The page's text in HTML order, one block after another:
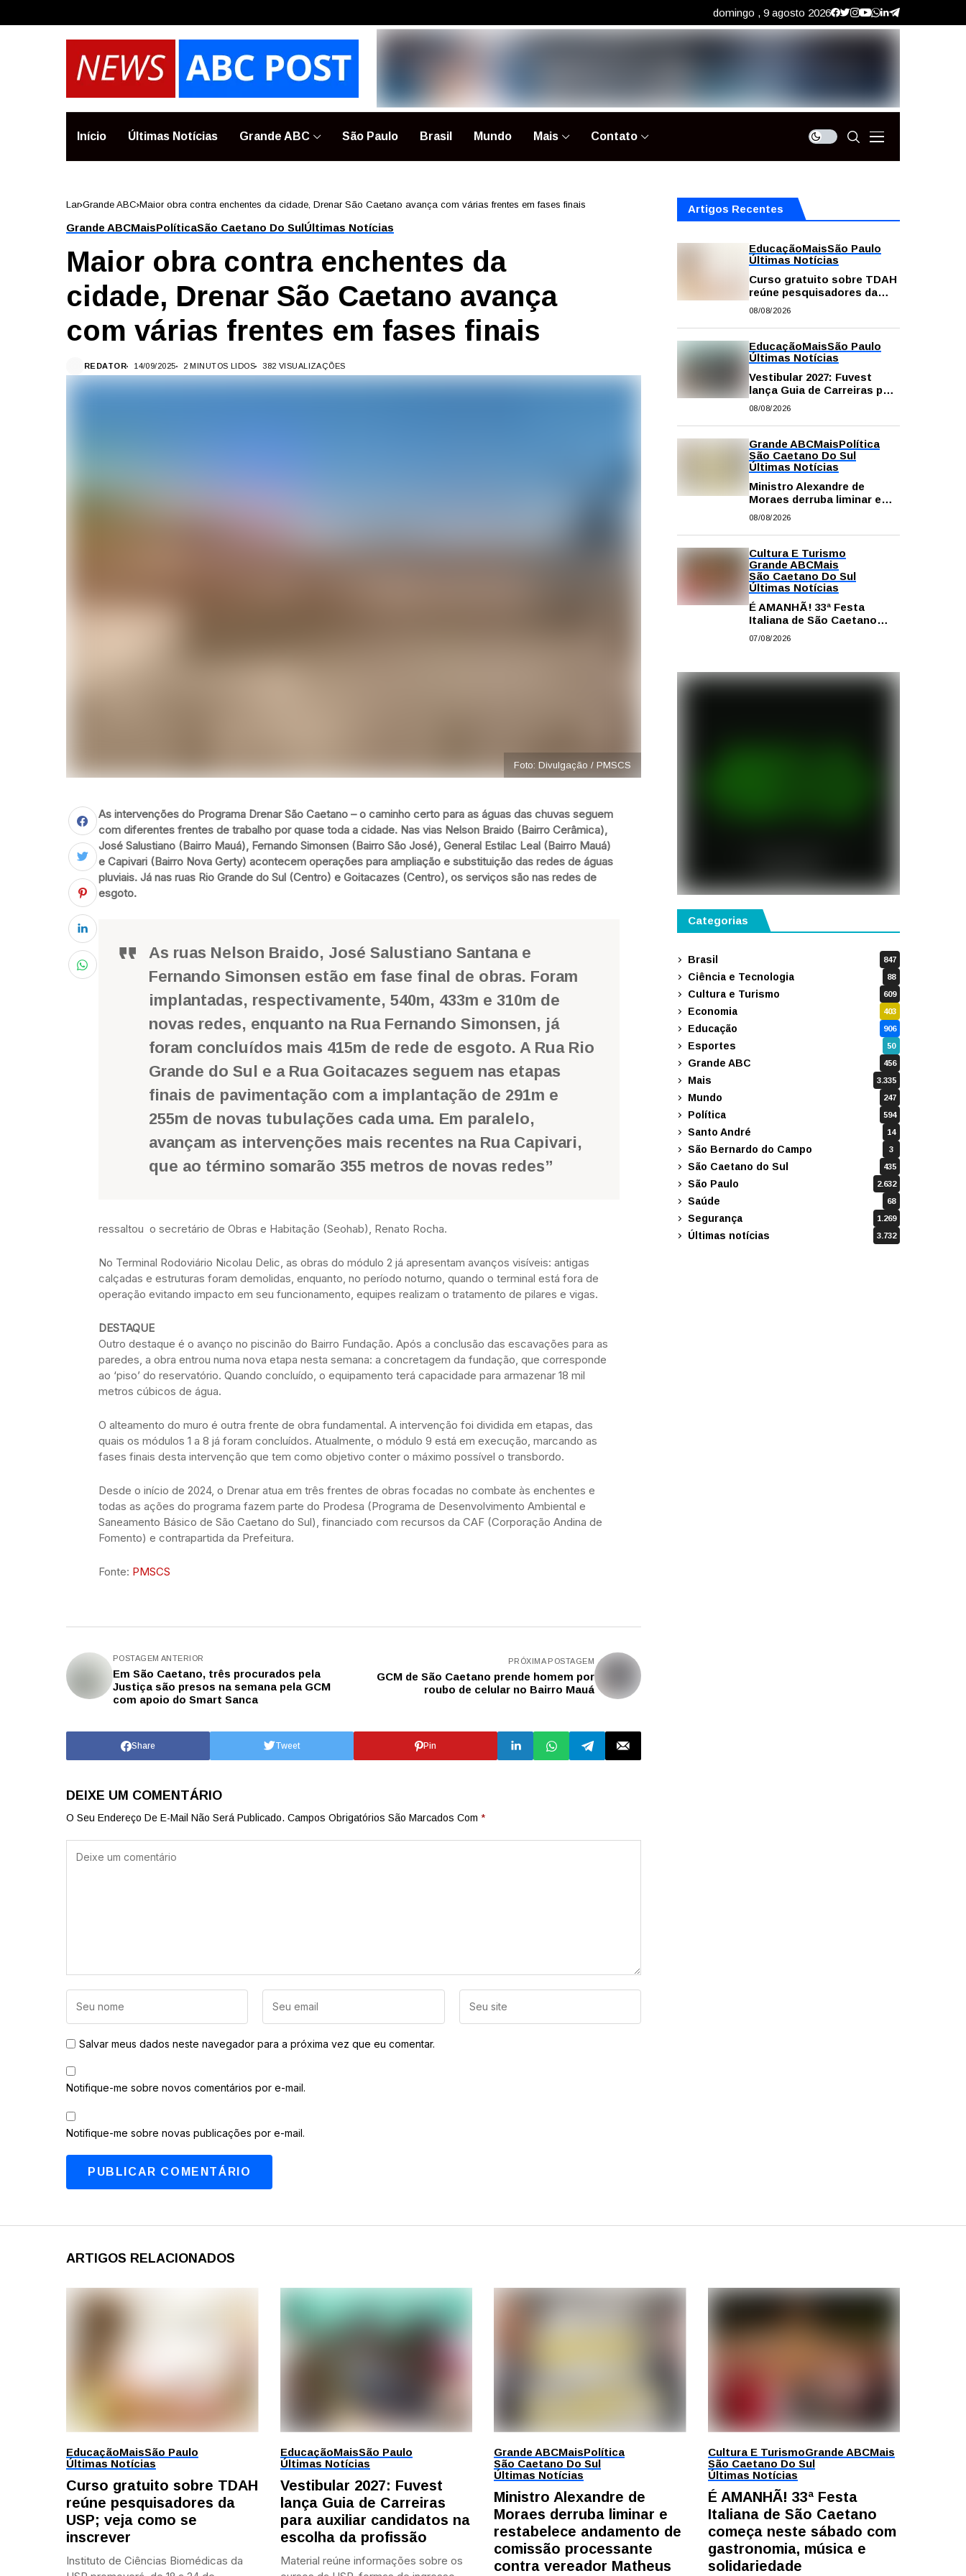
domingo , 9 agosto 2026
Início Últimas Notícias Grande ABC São Paulo Brasil Mundo Mais Contato
Lar Grande ABC Maior obra contra enchentes da cidade, Drenar São Caetano avança com várias frentes em fases finais
Grande ABCMaisPolíticaSão Caetano Do SulÚltimas Notícias
Maior obra contra enchentes da
cidade, Drenar São Caetano avança
com várias frentes em fases finais
REDATOR 14/09/2025 2 MINUTOS LIDOS 382 VISUALIZAÇÕES
Foto: Divulgação / PMSCS
As intervenções do Programa Drenar São Caetano – o caminho certo para as águas das chuvas seguem
com diferentes frentes de trabalho por quase toda a cidade. Nas vias Nelson Braido (Bairro Cerâmica),
José Salustiano (Bairro Mauá), Fernando Simonsen (Bairro São José), General Estilac Leal (Bairro Mauá)
e Capivari (Bairro Nova Gerty) acontecem operações para ampliação e substituição das redes de águas
pluviais. Já nas ruas Rio Grande do Sul (Centro) e Goitacazes (Centro), os serviços são nas redes de
esgoto.
As ruas Nelson Braido, José Salustiano Santana e
Fernando Simonsen estão em fase final de obras. Foram
implantadas, respectivamente, 540m, 433m e 310m de
novas redes, enquanto na Rua Fernando Simonsen, já
foram concluídos mais 415m de rede de esgoto. A Rua Rio
Grande do Sul e a Rua Goitacazes seguem nas etapas
finais de pavimentação com a implantação de 291m e
255m de novas tubulações cada uma. Em paralelo,
avançam as intervenções mais recentes na Rua Capivari,
que ao término somarão 355 metros de novas redes”
ressaltou o secretário de Obras e Habitação (Seohab), Renato Rocha.
No Terminal Rodoviário Nicolau Delic, as obras do módulo 2 já apresentam avanços visíveis: antigas
calçadas e estruturas foram demolidas, enquanto, no período noturno, quando o terminal está fora de
operação evitando impacto em seu funcionamento, equipes realizam o tratamento de pilares e vigas.
DESTAQUE
Outro destaque é o avanço no piscinão do Bairro Fundação. Após a conclusão das escavações para as
paredes, a obra entrou numa nova etapa nesta semana: a concretagem da fundação, que corresponde
ao ‘piso’ do reservatório. Quando concluído, o equipamento terá capacidade para armazenar 18 mil
metros cúbicos de água.
O alteamento do muro é outra frente de obra fundamental. A intervenção foi dividida em etapas, das
quais os módulos 1 a 8 já foram concluídos. Atualmente, o módulo 9 está em execução, marcando as
fases finais desta intervenção que tem como objetivo conter o máximo possível o transbordo.
Desde o início de 2024, o Drenar atua em três frentes de obras focadas no combate às enchentes e
todas as ações do programa fazem parte do Prodesa (Programa de Desenvolvimento Ambiental e
Saneamento Básico de São Caetano do Sul), financiado com recursos da CAF (Corporação Andina de
Fomento) e contrapartida da Prefeitura.
Fonte: PMSCS
POSTAGEM ANTERIOR
Em São Caetano, três procurados pela
Justiça são presos na semana pela GCM
com apoio do Smart Sanca
PRÓXIMA POSTAGEM
GCM de São Caetano prende homem por
roubo de celular no Bairro Mauá
Share Tweet Pin
DEIXE UM COMENTÁRIO
O Seu Endereço De E-Mail Não Será Publicado. Campos Obrigatórios São Marcados Com *
Salvar meus dados neste navegador para a próxima vez que eu comentar.
Notifique-me sobre novos comentários por e-mail.
Notifique-me sobre novas publicações por e-mail.
Artigos Recentes
EducaçãoMaisSão Paulo
Últimas Notícias
Curso gratuito sobre TDAH
reúne pesquisadores da
USP; veja como se
08/08/2026
EducaçãoMaisSão Paulo
Últimas Notícias
Vestibular 2027: Fuvest
lança Guia de Carreiras para
auxiliar candidatos na
08/08/2026
Grande ABCMaisPolítica
São Caetano Do Sul
Últimas Notícias
Ministro Alexandre de
Moraes derruba liminar e
restabelece andamento de
contra vereador Matheus
Gianello
08/08/2026
Cultura E Turismo
Grande ABCMais
São Caetano Do Sul
Últimas Notícias
É AMANHÃ! 33ª Festa
Italiana de São Caetano
começa neste sábado com
07/08/2026
Categorias
Brasil 847
Ciência e Tecnologia 88
Cultura e Turismo 609
Economia 403
Educação 906
Esportes 50
Grande ABC 456
Mais 3.335
Mundo 247
Política 594
Santo André 14
São Bernardo do Campo 3
São Caetano do Sul 435
São Paulo 2.632
Saúde 68
Segurança 1.269
Últimas notícias 3.732
ARTIGOS RELACIONADOS
EducaçãoMaisSão Paulo
Últimas Notícias
Curso gratuito sobre TDAH
reúne pesquisadores da
USP; veja como se
inscrever
Instituto de Ciências Biomédicas da
EducaçãoMaisSão Paulo
Últimas Notícias
Vestibular 2027: Fuvest
lança Guia de Carreiras
para auxiliar candidatos na
escolha da profissão
Material reúne informações sobre os
Grande ABCMaisPolítica
São Caetano Do Sul
Últimas Notícias
Ministro Alexandre de
Moraes derruba liminar e
restabelece andamento de
comissão processante
contra vereador Matheus
Cultura E TurismoGrande ABCMais
São Caetano Do Sul
Últimas Notícias
É AMANHÃ! 33ª Festa
Italiana de São Caetano
começa neste sábado com
gastronomia, música e
solidariedade